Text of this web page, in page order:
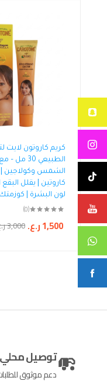
كريم كاروتون لايت
الطبيعي 30
الشمس وكولاجين |
كاروتين | يقلل البقع
لون البشرة |
(0)
3,000 1,500ر.ع.
توصيل
دعم موثوق